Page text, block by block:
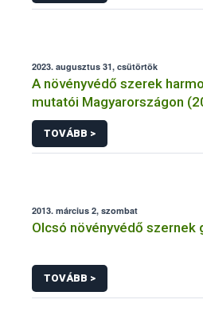
2023. augusztus 31, csütörtök
A növényvédő szerek
mutatói Magyarországon
TOVÁBB >
2013. március 2, szombat
Olcsó növényvédő szernek
TOVÁBB >